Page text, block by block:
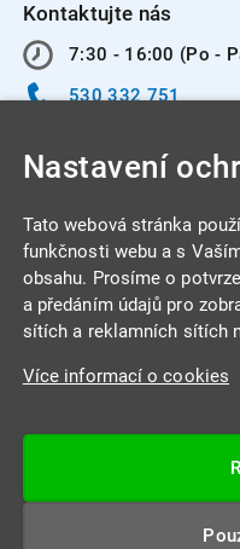
Kontaktujte nás
7:30 - 16:00 (Po -
530 332 751
INTEGRA CENTRUM s.r.o.
Jabloňová 662/7
Datová schránka: 4beca6d
Nastavení
Tato webová stránka
funkčnosti webu a s
obsahu. Prosíme o
a předáním údajů pro
sítích a reklamních sítích
Více informací o cookies